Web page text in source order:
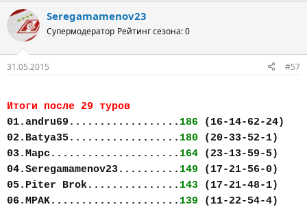
Seregamamenov23
Супермодератор Рейтинг сезона: 0
31.05.2015 #57
Итоги после 29 туров
01.andru69.................. 186 (16-14-62-24)
02.Batya35.................. 180 (20-33-52-1)
03.Марс..................... 164 (23-13-59-5)
04.Seregamamenov23.......... 149 (17-21-56-0)
05.Piter Brok............... 143 (17-21-48-1)
06.MPAK..................... 139 (11-22-54-4)